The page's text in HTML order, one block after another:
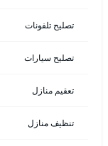
تصليح تلفونات
تصليح سيارات
تعقيم منازل
تنظيف منازل